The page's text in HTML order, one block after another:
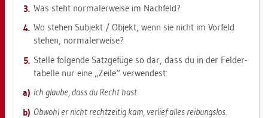
Was steht nor­ma­ler­wei­se im Nach­feld?
Wo ste­hen Sub­jekt / Ob­jekt, wenn sie nicht im Vor­feld
ste­hen, nor­ma­ler­wei­se?
Stel­le fol­gen­de Satz­ge­fü­ge so dar, dass du in der Fel­der­
ta­bel­le nur eine „Zeile“ ver­wen­dest:
Ich glau­be, dass du Recht hast.
Ob­wohl er nicht recht­zei­tig kam, ver­lief alles rei­bungs­los.